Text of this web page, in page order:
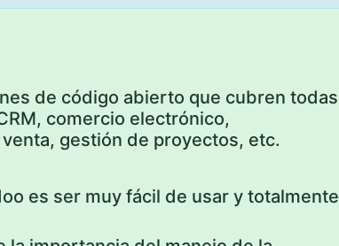
de código abierto que cubren todas
comercio electrónico,
gestión de proyectos, etc.
es ser muy fácil de usar y totalmente